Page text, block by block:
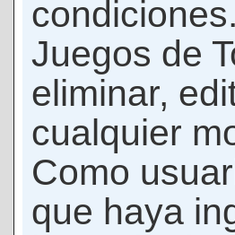
condiciones.
Juegos de
eliminar,
cualquier
Como
que haya